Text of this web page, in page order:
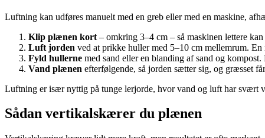
Luftning kan udføres manuelt med en greb eller med en maskine,
Klip plænen kort – omkring 3–4 cm – så maskinen lettere kan
Luft jorden ved at prikke huller med 5–10 cm mellemrum.
Fyld hullerne med sand eller en blanding af sand og
Vand plænen efterfølgende, så jorden sætter sig, og græsset
Luftning er især nyttig på tunge lerjorde, hvor vand og luft har svært
Sådan vertikalskærer du plænen